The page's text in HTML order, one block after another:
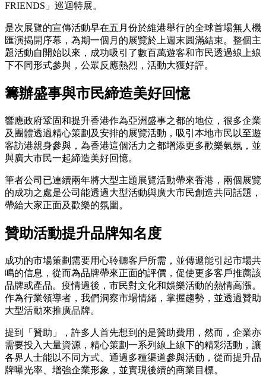
FRIENDS」巡迴特展。
是次展覽的宣傳活動早在五月份於維港舉行的全球首場無人機
匯演揭開序幕，為期一個月的展覽於上週末圓滿結束。整個主
題活動自開始以來，成功吸引了數百萬遊客和市民透過線上線
下不同形式參與，公眾反應熱烈，活動大獲好評。
籌辦盛事與市民締造美好回憶
響應政府鞏固和提升香港作為亞洲盛事之都的地位，很多企業
及團體透過精心策劃及安排的展覽活動，吸引本地市民以至遊
客訪港親身參與，為香港這個活力之都增添更多歡樂氣氛，並
與廣大市民一起締造美好回憶。
筆者公司已連續兩年將大型主題展覽活動帶來香港，兩個展覽
的成功之處是公司能透過大型活動與廣大市民創造共同話題，
帶給大家正面及歡樂的氛圍。
贊助活動提升品牌知名度
成功的市場策劃需要用心聆聽客戶所需，並傳遞能引起市場共
鳴的信息，從而為品牌帶來正面的評價，促使更多客戶推薦該
品牌或產品。疫情過後，市民對文化和娛樂活動的熱情高漲。
作為行業領導者，我們洞察市場情緒，掌握趨勢，並透過贊助
大型活動來推廣品牌。
提到「贊助」，許多人首先想到的是贊助費用，然而，企業亦
需要投入大量資源，精心策劃一系列線上線下的精彩活動，讓
各界人士能以不同方式、通過多種渠道參與活動，從而提升品
牌曝光率、增強企業形象，並實現後續的商業目標。